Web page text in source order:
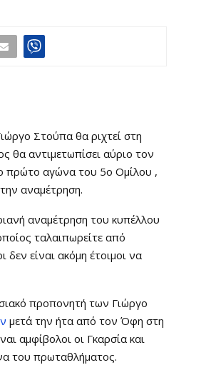
Στούπα θα ριχτεί στη
θα αντιμετωπίσει αύριο τον
πρώτο αγώνα του 5ο Ομίλου ,
αναμέτρηση.
αναμέτρηση του κυπέλλου
ταλαιπωρείτε από
δεν είναι ακόμη έτοιμοι να
προπονητή των Γιώργο
μετά την ήτα από τον Όφη στη
αμφίβολοι οι Γκαρσία και
του πρωταθλήματος.